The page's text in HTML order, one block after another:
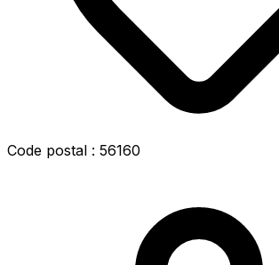
Code postal : 56160